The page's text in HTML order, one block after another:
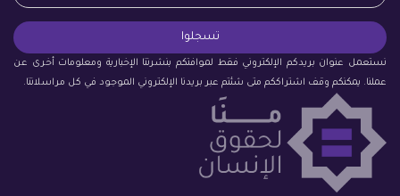
نستعمل عنوان بريدكم الإلكتروني فقط لموافتكم بنشرتنا الإخبارية ومعلومات أخرى عن
عملنا. يمكنكم وقف اشتراككم متى شئتم عبر بريدنا الإلكتروني الموجود في كل مراسلاتنا.